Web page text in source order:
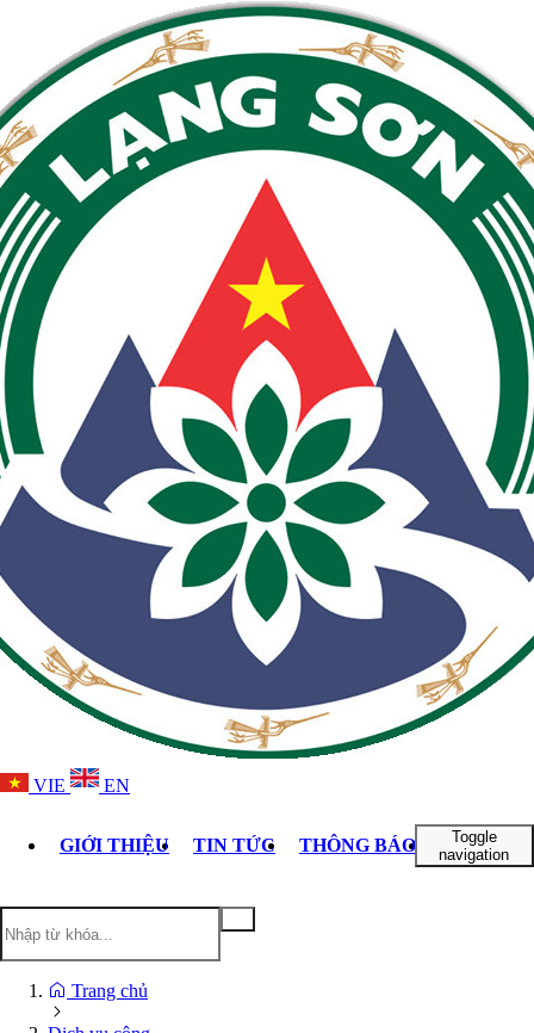
VIE EN
GIỚI THIỆU TIN TỨC THÔNG BÁO DỊCH VỤ
Toggle
navigation
Trang chủ